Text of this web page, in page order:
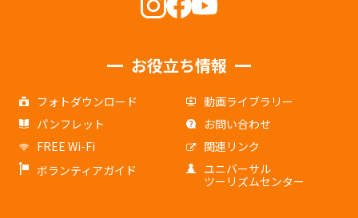
お役立ち情報
フォトダウンロード
動画ライブラリー
パンフレット
お問い合わせ
FREE Wi-Fi
関連リンク
ボランティアガイド
ユニバーサル
ツーリズムセンター